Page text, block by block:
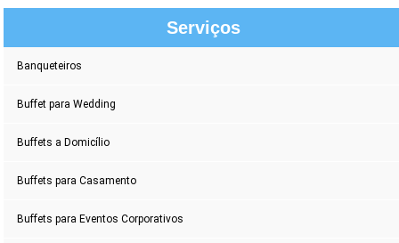
Serviços
Banqueteiros
Buffet para Wedding
Buffets a Domicílio
Buffets para Casamento
Buffets para Eventos Corporativos